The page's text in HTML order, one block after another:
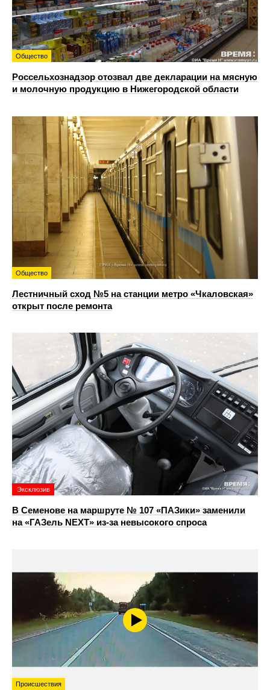
Общество
Россельхознадзор отозвал две декларации на мясную
и молочную продукцию в Нижегородской области
Общество
Лестничный сход №5 на станции метро «Чкаловская»
открыт после ремонта
Эксклюзив
В Семенове на маршруте № 107 «ПАЗики» заменили
на «ГАЗель NEXT» из‑за невысокого спроса
Происшествия